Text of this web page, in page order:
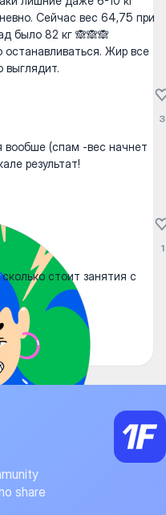
Сейчас вес 64,75 при
было 82 кг 🙈🙈🙈
Жир все
выглядит.
вообше (спам -вес начнет
результат!
3
стоит занятия с
1
share